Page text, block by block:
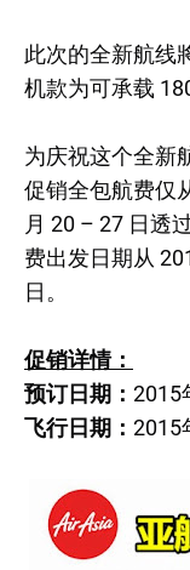
此次的全新航线
机款为可承载
为庆祝这个全新
促销全包航费仅
月 20 – 27 日透
费出发日期从
日。
促销详情：
预订日期： 2015
飞行日期： 2015